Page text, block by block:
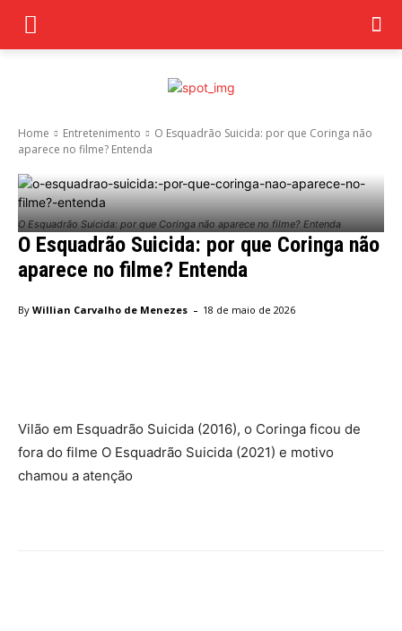
Home Entretenimento
O Esquadrão Suicida: por que Coringa não
aparece no filme? Entenda
O Esquadrão Suicida: por que Coringa não aparece no filme? Entenda
O Esquadrão Suicida: por que Coringa não
aparece no filme? Entenda
By Willian Carvalho de Menezes - 18 de maio de 2026
Vilão em Esquadrão Suicida (2016), o Coringa ficou de
fora do filme O Esquadrão Suicida (2021) e motivo
chamou a atenção